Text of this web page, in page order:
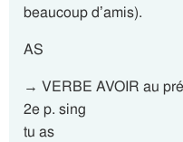
beaucoup d’amis).
AS
→ VERBE AVOIR au
2e p. sing
tu as